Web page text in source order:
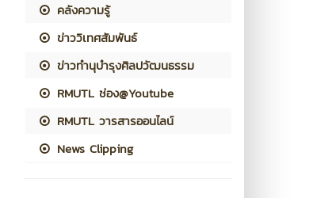
คลังความรู้
ข่าววิเทศสัมพันธ์
ข่าวทำนุบำรุงศิลปวัฒนธรรม
RMUTL ช่อง@Youtube
RMUTL วารสารออนไลน์
News Clipping